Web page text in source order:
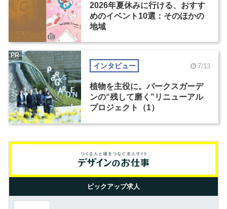
2026年夏休みに行ける、おすす
めのイベント10選：そのほかの
地域
インタビュー 7/13
植物を主役に。パークスガーデ
ンの“残して磨く”リニューアル
プロジェクト（1）
PR
ピックアップ求人